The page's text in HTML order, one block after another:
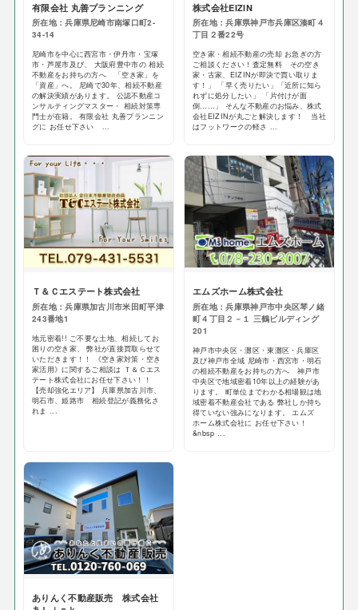
有限会社 丸善プランニング
所在地：兵庫県尼崎市南塚口町2-
34-14
尼崎市を中心に西宮市・伊丹市・宝塚
市・芦屋市及び、 大阪府豊中市の 相続
不動産をお持ちの方へ 「空き家」を
「資産」へ。 尼崎で30年、相続不動産
の解決実績があります。 公認不動産コ
ンサルティングマスター・ 相続対策専
門士が在籍。 有限会社 丸善プランニン
グに お任せ下さい ...
株式会社EIZIN
所在地：兵庫県神戸市兵庫区湊町４
丁目２番22号
空き家・相続不動産の売却 お急ぎの方
ご相談ください！査定無料 その空き
家・古家、EIZINが即決で買い取りま
す！」 「早く売りたい」「近所に知ら
れずに処分したい」 「片付けが面
倒……」 そんな不動産のお悩み、株式
会社EIZINが丸ごと解決します！ 当社
はフットワークの軽さ ...
Ｔ＆Ｃエステート株式会社
所在地：兵庫県加古川市米田町平津
243番地1
地元密着!! ご不要な土地、相続してお
困りの空き家、 弊社が直接買取らせて
いただきます！！ 《空き家対策・空き
家活用》に関するご相談は Ｔ＆Ｃエス
テート株式会社にお任せ下さい！！
【売却強化エリア】 兵庫県加古川市、
明石市、姫路市 相続登記が義務化さ
れま ...
エムズホーム株式会社
所在地：兵庫県神戸市中央区琴ノ緒
町４丁目２－１ 三鶴ビルディング
201
神戸市中央区・灘区・東灘区・兵庫区
及び神戸市全域 尼崎市・西宮市・明石
の相続不動産をお持ちの方へ 神戸市
中央区で地域密着10年以上の経験があ
ります。 町単位までわかる相場観は地
域密着不動産会社である 弊社しか持ち
得ていない強みになります。 エムズ
ホーム株式会社に お任せ下さい！
&nbsp ...
ありんく不動産販売 株式会社